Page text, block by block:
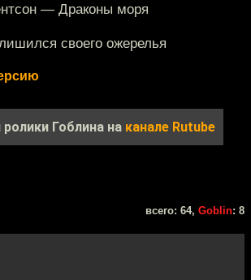
— Драконы моря
своего ожерелья
Гоблина на канале Rutube
всего: 64, Goblin: 8